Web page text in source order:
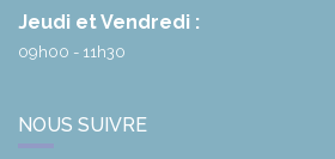
Jeudi et Vendredi :
09h00 - 11h30
NOUS SUIVRE